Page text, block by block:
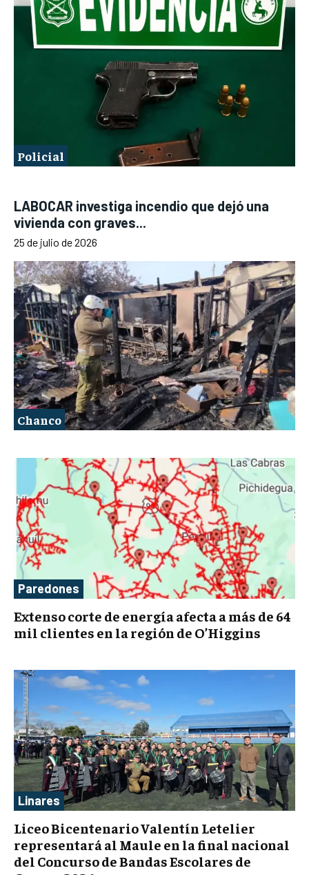
Policial
LABOCAR investiga incendio que dejó una
vivienda con graves...
25 de julio de 2026
Chanco
Paredones
Extenso corte de energía afecta a más de 64
mil clientes en la región de O’Higgins
Linares
Liceo Bicentenario Valentín Letelier
representará al Maule en la final nacional
del Concurso de Bandas Escolares de